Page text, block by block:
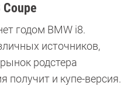
годом BMW i8.
источников,
родстера
получит и купе-версия.